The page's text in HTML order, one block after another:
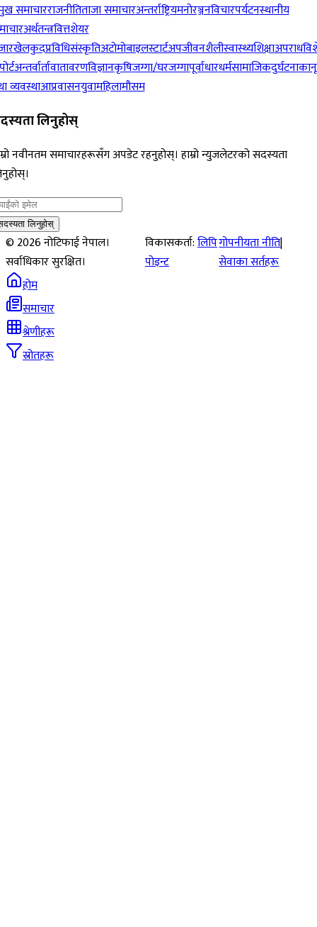
समाचारराजनीतिताजा समाचारअन्तर्राष्ट्रियमनोरञ्जनविचारपर्यटनस्थानीय
अर्थतन्त्रवित्तशेयर
खेलकुदप्रविधिसंस्कृतिअटोमोबाइलस्टार्टअपजीवनशैलीस्वास्थ्यशिक्षाअपराध
अन्तर्वार्तावातावरणविज्ञानकृषिजग्गा/घरजग्गापूर्वाधारधर्मसामाजिकदुर्घटना
व्यवस्थाआप्रवासनयुवामहिलामौसम
लिनुहोस्
नवीनतम समाचारहरूसँग अपडेट रहनुहोस्। हाम्रो न्युजलेटरको सदस्यता
लिनुहोस्
©2026नोटिफाई नेपाल।
सर्वाधिकार सुरक्षित।
विकासकर्ता:लिपि
पोइन्ट
गोपनीयता नीति|
सेवाका सर्तहरू
होम
समाचार
श्रेणीहरू
स्रोतहरू